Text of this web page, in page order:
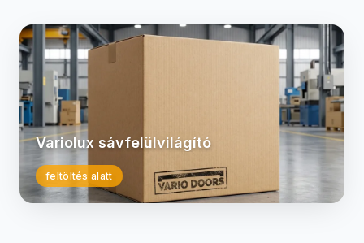
Variolux sávfelülvilágító
feltöltés alatt